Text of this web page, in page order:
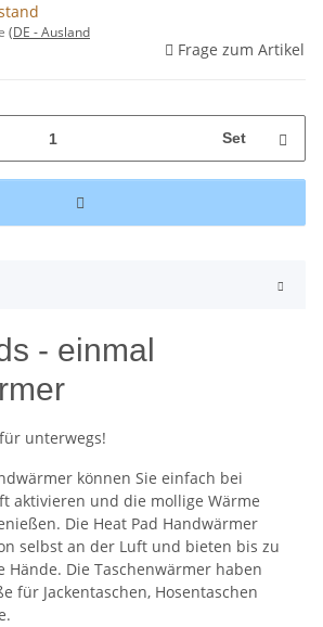
(DE - Ausland
Frage zum Artikel
Set
- einmal
unterwegs!
können Sie einfach bei
aktivieren und die mollige Wärme
Die Heat Pad Handwärmer
selbst an der Luft und bieten bis zu
Hände. Die Taschenwärmer haben
für Jackentaschen, Hosentaschen